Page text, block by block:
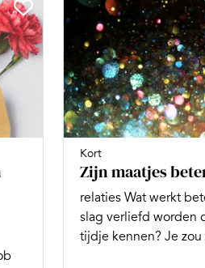
Kort
Zijn maatjes
relaties Wat werkt
slag verliefd worden
tijdje kennen? Je